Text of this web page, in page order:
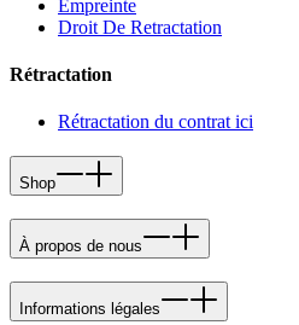
Empreinte
Droit De Retractation
Rétractation
Rétractation du contrat ici
Shop
À propos de nous
Informations légales